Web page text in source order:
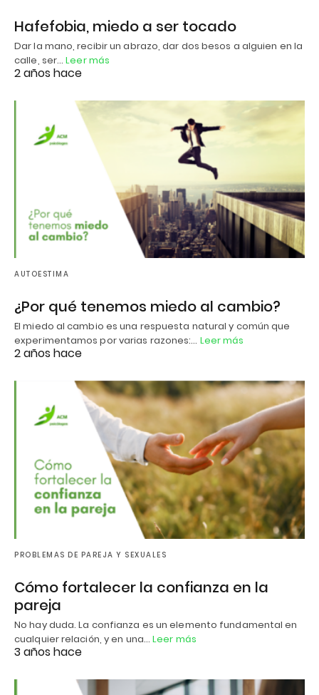
Hafefobia, miedo a ser tocado
Dar la mano, recibir un abrazo, dar dos besos a alguien en la
calle, ser…Leer más
2 años hace
AUTOESTIMA
¿Por qué tenemos miedo al cambio?
El miedo al cambio es una respuesta natural y común que
experimentamos por varias razones:… Leer más
2 años hace
PROBLEMAS DE PAREJA Y SEXUALES
Cómo fortalecer la confianza en la
pareja
No hay duda. La confianza es un elemento fundamental en
cualquier relación, y en una…Leer más
3 años hace